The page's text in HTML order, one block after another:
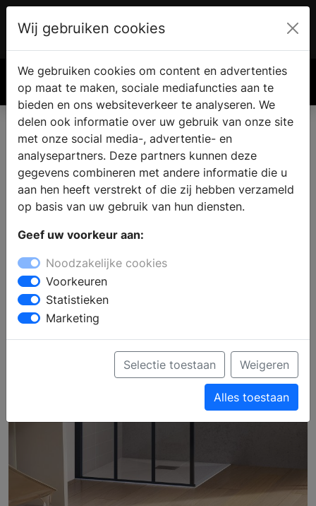
€ 0.00
Wij gebruiken cookies
We gebruiken cookies om content en advertenties
op maat te maken, sociale mediafuncties aan te
bieden en ons websiteverkeer te analyseren. We
delen ook informatie over uw gebruik van onze site
met onze social media-, advertentie- en
analysepartners. Deze partners kunnen deze
gegevens combineren met andere informatie die u
aan hen heeft verstrekt of die zij hebben verzameld
op basis van uw gebruik van hun diensten.
Geef uw voorkeur aan:
Noodzakelijke cookies
Voorkeuren
Statistieken
Marketing
Selectie toestaan Weigeren
Alles toestaan